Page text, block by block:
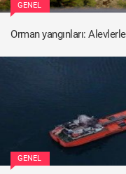
GENEL
Orman yangınları:
GENEL